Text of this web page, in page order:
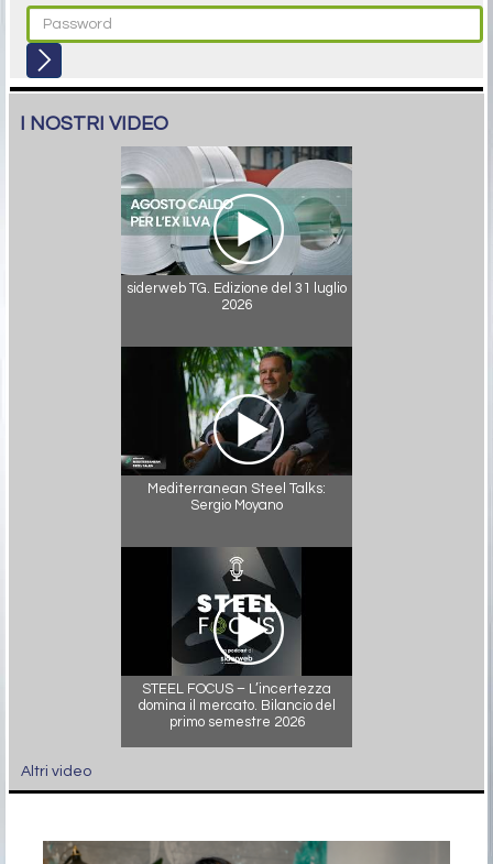
I NOSTRI VIDEO
siderweb TG. Edizione del 31 luglio
2026
Mediterranean Steel Talks:
Sergio Moyano
STEEL FOCUS – L’incertezza
domina il mercato. Bilancio del
primo semestre 2026
Altri video